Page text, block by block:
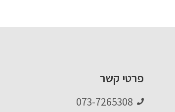
פרטי קשר
073-7265308